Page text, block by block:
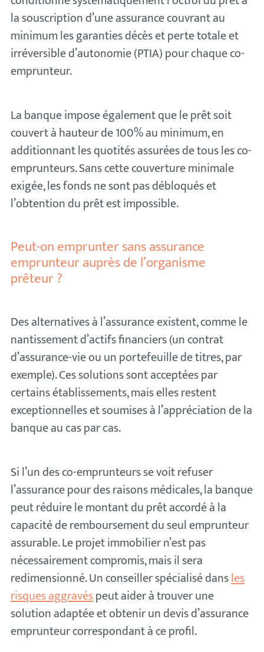
la souscription d’une assurance couvrant au
minimum les garanties décès et perte totale et
irréversible d’autonomie (PTIA) pour chaque co-
emprunteur.
La banque impose également que le prêt soit
couvert à hauteur de 100% au minimum, en
additionnant les quotités assurées de tous les co-
emprunteurs. Sans cette couverture minimale
exigée, les fonds ne sont pas débloqués et
l’obtention du prêt est impossible.
Peut-on emprunter sans assurance
emprunteur auprès de l’organisme
prêteur ?
Des alternatives à l’assurance existent, comme le
nantissement d’actifs financiers (un contrat
d’assurance-vie ou un portefeuille de titres, par
exemple). Ces solutions sont acceptées par
certains établissements, mais elles restent
exceptionnelles et soumises à l’appréciation de la
banque au cas par cas.
Si l’un des co-emprunteurs se voit refuser
l’assurance pour des raisons médicales, la banque
peut réduire le montant du prêt accordé à la
capacité de remboursement du seul emprunteur
assurable. Le projet immobilier n’est pas
nécessairement compromis, mais il sera
redimensionné. Un conseiller spécialisé dansles
risques aggravéspeut aider à trouver une
solution adaptée et obtenir un devis d’assurance
emprunteur correspondant à ce profil.